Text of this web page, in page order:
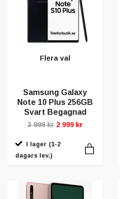
Flera val
Samsung Galaxy
Note 10 Plus 256GB
Svart Begagnad
3 999 kr 2 999 kr
I lager (1-2
dagars lev.)